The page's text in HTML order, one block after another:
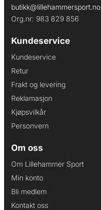
butikk@lillehammersport.no
Org.nr: 983 829 856
Kundeservice
Kundeservice
Retur
Frakt og levering
Reklamasjon
Kjøpsvilkår
Personvern
Om oss
Om Lillehammer Sport
Min konto
Bli medlem
Kontakt oss